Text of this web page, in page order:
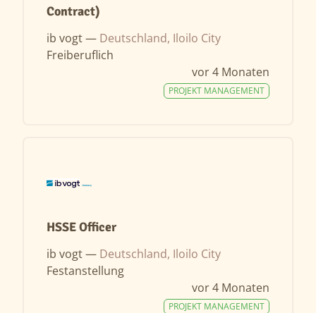
Contract)
ib vogt — Deutschland, Iloilo City
Freiberuflich
vor 4 Monaten
PROJEKT MANAGEMENT
HSSE Officer
ib vogt — Deutschland, Iloilo City
Festanstellung
vor 4 Monaten
PROJEKT MANAGEMENT